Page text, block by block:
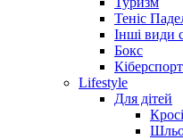
Теніс
Інші види
Бокс
Кіберспорт
Lifestyle
Для дітей